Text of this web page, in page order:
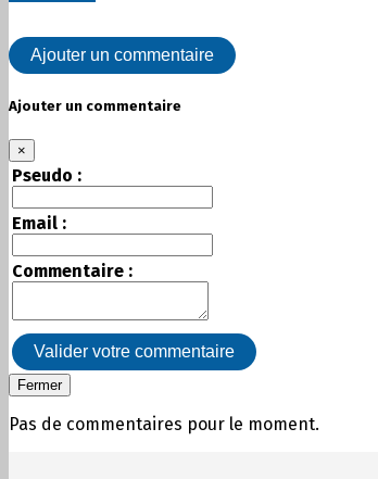
Ajouter un commentaire
Ajouter un commentaire
×
Pseudo :
Email :
Commentaire :
Valider votre commentaire
Fermer
Pas de commentaires pour le moment.